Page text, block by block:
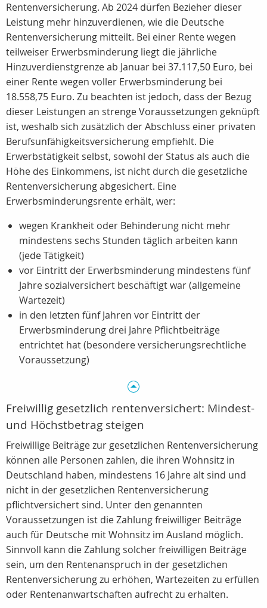
Rentenversicherung. Ab 2024 dürfen Bezieher dieser
Leistung mehr hinzuverdienen, wie die Deutsche
Rentenversicherung mitteilt. Bei einer Rente wegen
teilweiser Erwerbsminderung liegt die jährliche
Hinzuverdienstgrenze ab Januar bei 37.117,50 Euro, bei
einer Rente wegen voller Erwerbsminderung bei
18.558,75 Euro. Zu beachten ist jedoch, dass der Bezug
dieser Leistungen an strenge Voraussetzungen geknüpft
ist, weshalb sich zusätzlich der Abschluss einer privaten
Berufsunfähigkeitsversicherung empfiehlt. Die
Erwerbstätigkeit selbst, sowohl der Status als auch die
Höhe des Einkommens, ist nicht durch die gesetzliche
Rentenversicherung abgesichert. Eine
Erwerbsminderungsrente erhält, wer:
wegen Krankheit oder Behinderung nicht mehr
mindestens sechs Stunden täglich arbeiten kann
(jede Tätigkeit)
vor Eintritt der Erwerbsminderung mindestens fünf
Jahre sozialversichert beschäftigt war (allgemeine
Wartezeit)
in den letzten fünf Jahren vor Eintritt der
Erwerbsminderung drei Jahre Pflichtbeiträge
entrichtet hat (besondere versicherungsrechtliche
Voraussetzung)
Freiwillig gesetzlich rentenversichert: Mindest-
und Höchstbetrag steigen
Freiwillige Beiträge zur gesetzlichen Rentenversicherung
können alle Personen zahlen, die ihren Wohnsitz in
Deutschland haben, mindestens 16 Jahre alt sind und
nicht in der gesetzlichen Rentenversicherung
pflichtversichert sind. Unter den genannten
Voraussetzungen ist die Zahlung freiwilliger Beiträge
auch für Deutsche mit Wohnsitz im Ausland möglich.
Sinnvoll kann die Zahlung solcher freiwilligen Beiträge
sein, um den Rentenanspruch in der gesetzlichen
Rentenversicherung zu erhöhen, Wartezeiten zu erfüllen
oder Rentenanwartschaften aufrecht zu erhalten.